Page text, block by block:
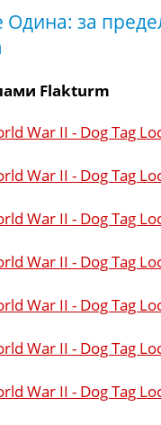
Одина: за
Flakturm